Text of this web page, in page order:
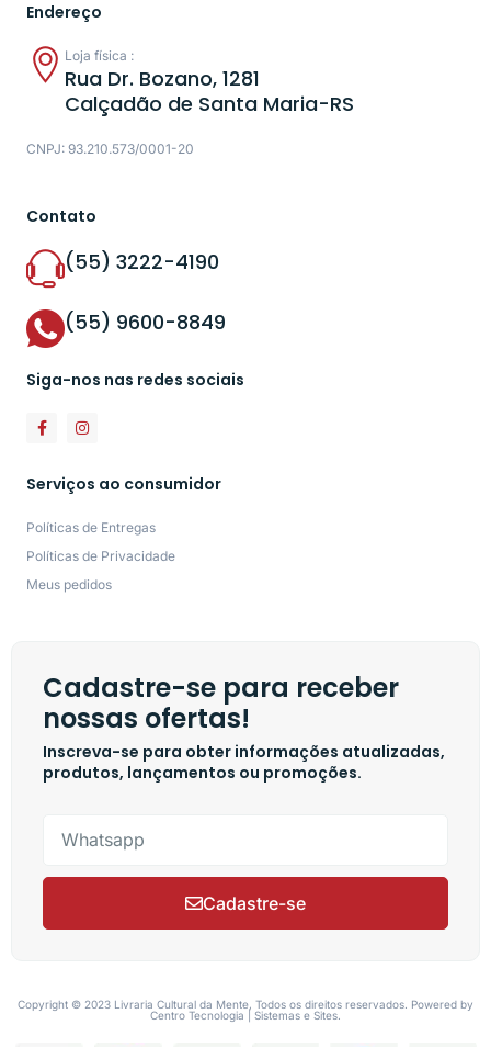
Endereço
Loja física :
Rua Dr. Bozano, 1281
Calçadão de Santa Maria-RS
CNPJ: 93.210.573/0001-20
Contato
(55) 3222-4190
(55) 9600-8849
Siga-nos nas redes sociais
Serviços ao consumidor
Políticas de Entregas
Políticas de Privacidade
Meus pedidos
Cadastre-se para receber
nossas ofertas!
Inscreva-se para obter informações atualizadas,
produtos, lançamentos ou promoções.
Cadastre-se
Copyright © 2023 Livraria Cultural da Mente, Todos os direitos reservados. Powered by
Centro Tecnologia | Sistemas e Sites.